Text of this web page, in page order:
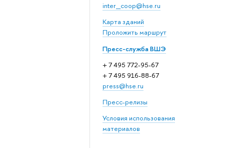
inter_coop@hse.ru
Карта зданий
Проложить маршрут
Пресс-служба ВШЭ
+ 7 495 772-95-67
+ 7 495 916-88-67
press@hse.ru
Пресс-релизы
Условия использования
материалов